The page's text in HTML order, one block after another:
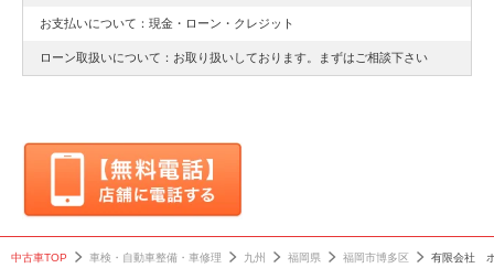
お支払いについて：現金・ローン・クレジット
ローン取扱いについて：お取り扱いしております。まずはご相談下さい
中古車TOP 車検・自動車整備・車修理 九州 福岡県 福岡市博多区 有限会社